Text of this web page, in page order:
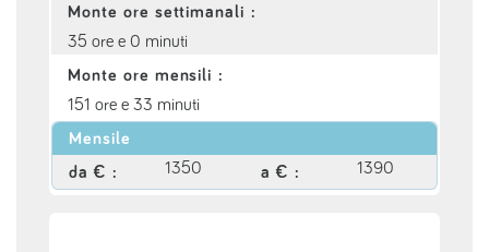
Monte ore settimanali :
35 ore e 0 minuti
Monte ore mensili :
151 ore e 33 minuti
Mensile
da € :
1350 a € : 1390